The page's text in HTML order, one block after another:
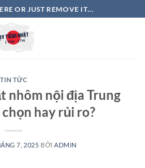
OR JUST REMOVE IT...
TIN TỨC
nhôm nội địa Trung
hay rủi ro?
7, 2025 BỞI ADMIN